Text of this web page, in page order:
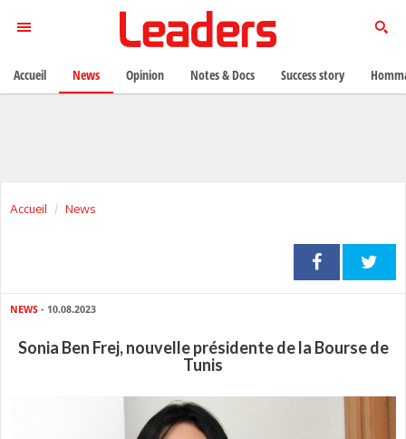
Accueil News
NEWS - 10.08.2023
Sonia Ben Frej, nouvelle présidente de la Bourse de
Tunis
Accueil News Opinion Notes & Docs Success story